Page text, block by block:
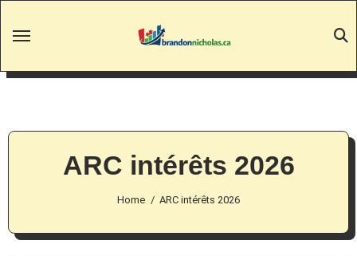
ARC intérêts 2026
Home ARC intérêts 2026